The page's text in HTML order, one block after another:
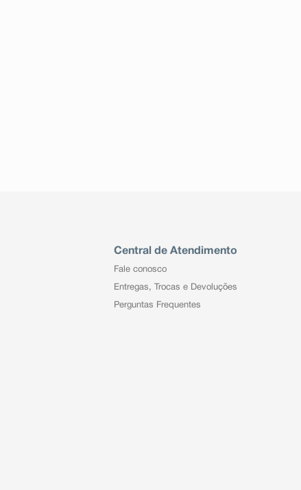
Central de Atendimento
Fale conosco
Entregas, Trocas e Devoluções
Perguntas Frequentes